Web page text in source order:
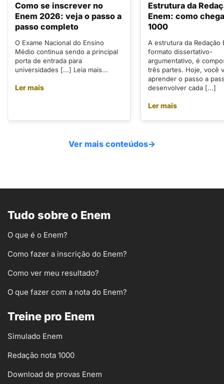
Como se inscrever no
Enem 2026: veja o passo a
passo completo
O Exame Nacional do Ensino
Médio continua sendo a principal
porta de entrada para
universidades [...] Leia mais...
Ler mais
Estrutura da
Enem: como
1000
A estrutura da Redação
formato dissertativo-
argumentativo, é
três partes. Hoje, você
aprender o passo a
desenvolver cada [...]
Ler mais
Ver mais conteúdos→
Tudo sobre o Enem
O que é o Enem?
Como fazer a inscrição do Enem?
Como ver meu resultado?
O que fazer com a nota do Enem?
Treine pro Enem
Simulado Enem
Redação nota 1000
Download de provas Enem